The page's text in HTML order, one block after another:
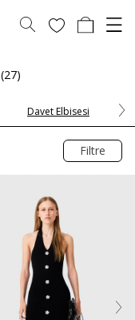
(27)
Davet Elbisesi
Filtre